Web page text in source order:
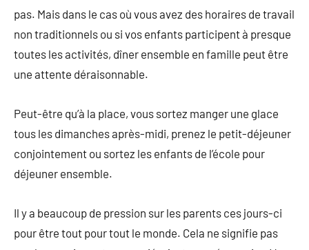
pas. Mais dans le cas où vous avez des horaires de travail
non traditionnels ou si vos enfants participent à presque
toutes les activités, dîner ensemble en famille peut être
une attente déraisonnable.
Peut-être qu’à la place, vous sortez manger une glace
tous les dimanches après-midi, prenez le petit-déjeuner
conjointement ou sortez les enfants de l’école pour
déjeuner ensemble.
Il y a beaucoup de pression sur les parents ces jours-ci
pour être tout pour tout le monde. Cela ne signifie pas